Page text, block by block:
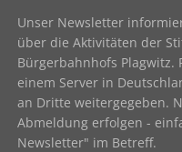
Unser Newsletter
über die Aktivitäten der
Bürgerbahnhofs Plagwitz.
einem Server in
an Dritte weitergegeben.
Abmeldung erfolgen -
Newsletter" im Betreff.